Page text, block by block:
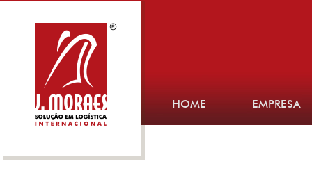
HOME EMPRESA